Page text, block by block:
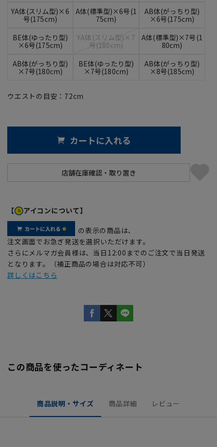
YA体(スリム型)×6
号(175cm)
A体(標準型)×6号(1
75cm)
AB体(がっちり型)
×6号(175cm)
BE体(ゆったり型)
×6号(175cm)
YA体(スリム型)×7
号(180cm)
A体(標準型)×7号(1
80cm)
AB体(がっちり型)
×7号(180cm)
BE体(ゆったり型)
×7号(180cm)
AB体(がっちり型)
×8号(185cm)
ウエストの目安： 72cm
カートに入れる
【 アイコンについて】
の表示の商品は、
注文画面でお急ぎ発送を選択いただけます。
さらにメルマガ会員様は、当日12:00までのご注文で当日発送
となります。（補正商品の場合は対応不可）
詳しくはこちら
この商品を使ったコーディネート
商品説明・サイズ 商品詳細 レビュー